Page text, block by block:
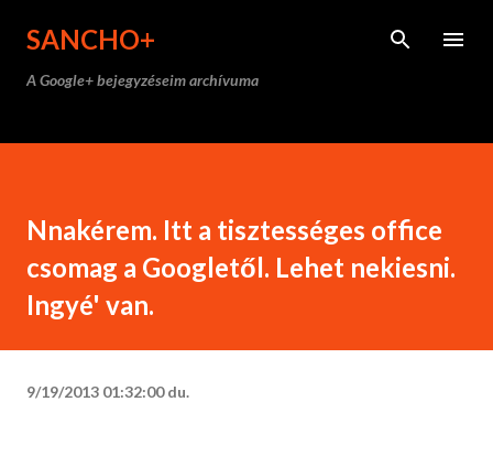
SANCHO+
A Google+ bejegyzéseim archívuma
Nnakérem. Itt a tisztességes office
csomag a Googletől. Lehet nekiesni.
Ingyé' van.
9/19/2013 01:32:00 du.